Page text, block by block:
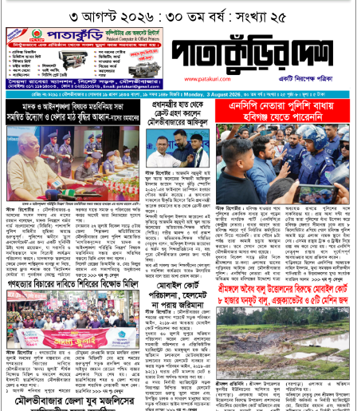
৩ আগস্ট ২০২৬ : ৩০ তম বর্ষ : সংখ্যা ২৫